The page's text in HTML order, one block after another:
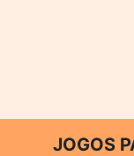
JOGOS